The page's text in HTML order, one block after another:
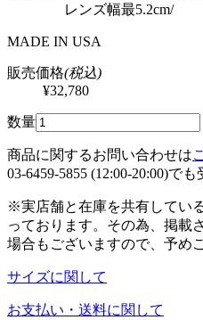
レンズ幅最5.2cm/
MADE IN USA
販売価格(税込)
¥32,780
数量
商品に関するお問い合わせは
03-6459-5855 (12:00-20:00)で
※実店舗と在庫を共有してい
っております。その為、掲載
場合もございますので、予め
サイズに関して
お支払い・送料に関して